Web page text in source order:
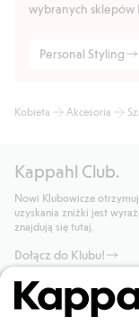
wybranych sklepów
Personal Styling
Kobieta Akcesoria
Kappahl Club.
Nowi Klubowicze
uzyskania zniżki jest
znajdują się tutaj.
Dołącz do Klubu!